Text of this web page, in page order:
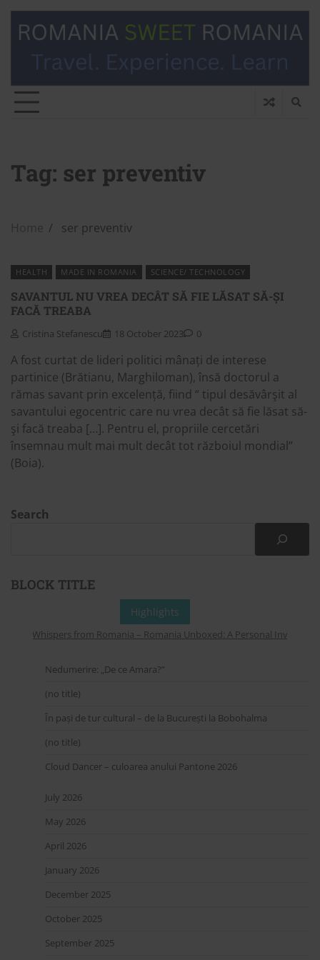
Tag: ser preventiv
Home ser preventiv
HEALTH MADE IN ROMANIA SCIENCE/ TECHNOLOGY
SAVANTUL NU VREA DECÂT SĂ FIE LĂSAT SĂ-ȘI
FACĂ TREABA
Cristina Stefanescu 18 October 2023 0
A fost curtat de lideri politici mânați de interese
partinice (Brătianu, Marghiloman), însă doctorul a
rămas savant prin excelență, fiind “ tipul desăvârşit al
savantului egocentric care nu vrea decât să fie lăsat să-
şi facă treaba […]. Pentru el, propriile cercetări
însemnau mult mai mult decât tot războiul mondial”
(Boia).
Search
BLOCK TITLE
Highlights
Whispers from Romania – Romania Unboxed: A Personal
Nedumerire: „De ce Amara?”
(no title)
În pași de tur cultural – de la București la Bobohalma
(no title)
Cloud Dancer – culoarea anului Pantone 2026
July 2026
May 2026
April 2026
January 2026
December 2025
October 2025
September 2025